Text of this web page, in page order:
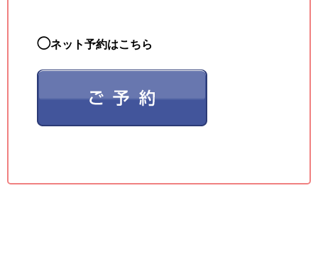
◯ネット予約はこちら